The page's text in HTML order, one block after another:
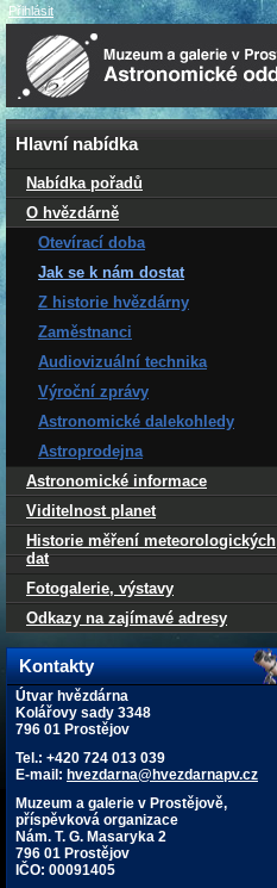
Hlavní nabídka
Nabídka pořadů
O hvězdárně
Otevírací doba
Jak se k nám dostat
Z historie hvězdárny
Zaměstnanci
Audiovizuální technika
Výroční zprávy
Astronomické dalekohledy
Astroprodejna
Astronomické informace
Viditelnost planet
Historie měření meteorologických
dat
Fotogalerie, výstavy
Odkazy na zajímavé adresy
Kontakty
Útvar hvězdárna
Kolářovy sady 3348
796 01 Prostějov
Tel.: +420 724 013 039
E-mail: hvezdarna@hvezdarnapv.cz
Muzeum a galerie v Prostějově,
příspěvková organizace
Nám. T. G. Masaryka 2
796 01 Prostějov
IČO: 00091405
Přihlásit